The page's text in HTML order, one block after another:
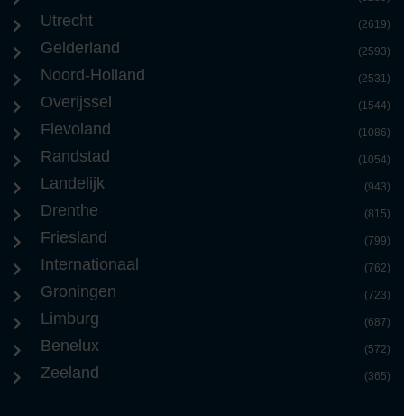
Utrecht (2619)
Gelderland (2593)
Noord-Holland (2531)
Overijssel (1544)
Flevoland (1086)
Randstad (1054)
Landelijk (943)
Drenthe (815)
Friesland (799)
Internationaal (762)
Groningen (723)
Limburg (687)
Benelux (572)
Zeeland (365)